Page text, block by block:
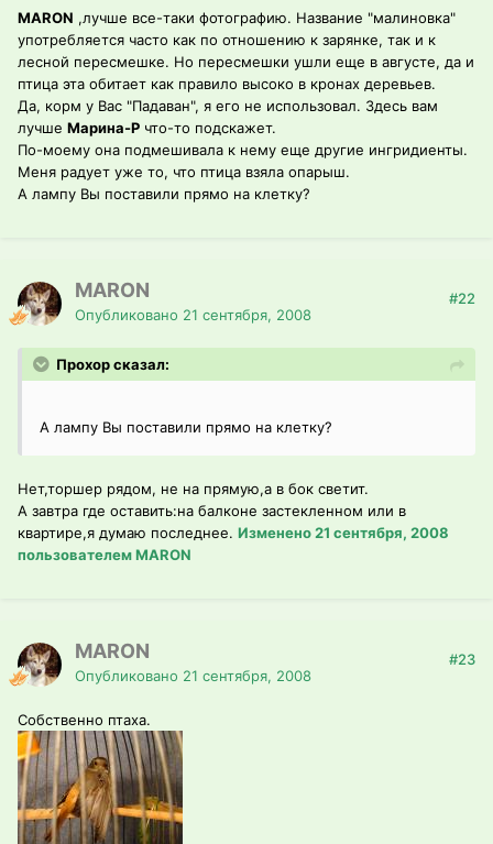
MARON ,лучше все-таки фотографию. Название "малиновка"
употребляется часто как по отношению к зарянке, так и к
лесной пересмешке. Но пересмешки ушли еще в августе, да и
птица эта обитает как правило высоко в кронах деревьев.
Да, корм у Вас "Падаван", я его не использовал. Здесь вам
лучше Марина-Р что-то подскажет.
По-моему она подмешивала к нему еще другие ингридиенты.
Меня радует уже то, что птица взяла опарыш.
А лампу Вы поставили прямо на клетку?
MARON
Опубликовано 21 сентября, 2008
#22
Прохор сказал:
А лампу Вы поставили прямо на клетку?
Нет,торшер рядом, не на прямую,а в бок светит.
А завтра где оставить:на балконе застекленном или в
квартире,я думаю последнее. Изменено21 сентября, 2008
пользователем MARON
MARON
Опубликовано 21 сентября, 2008
#23
Собственно птаха.